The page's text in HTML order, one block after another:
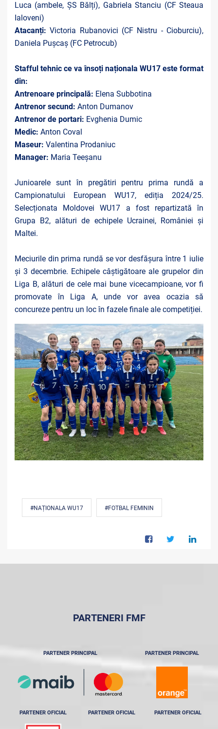
Luca (ambele, ȘS Bălți), Gabriela Stanciu (CF Steaua
Ialoveni)
Atacanți:Victoria Rubanovici (CF Nistru - Cioburciu),
Daniela Pușcaș (FC Petrocub)
Stafful tehnic ce va însoți naționala WU17 este format
din:
Antrenoare principală: Elena Subbotina
Antrenor secund: Anton Dumanov
Antrenor de portari: Evghenia Dumic
Medic: Anton Coval
Maseur: Valentina Prodaniuc
Manager: Maria Teeșanu
Junioarele sunt în pregătiri pentru prima rundă a
Campionatului European WU17, ediția 2024/25.
Selecționata Moldovei WU17 a fost repartizată în
Grupa B2, alături de echipele Ucrainei, României și
Maltei.
Meciurile din prima rundă se vor desfășura între 1 iulie
și 3 decembrie. Echipele câștigătoare ale grupelor din
Liga B, alături de cele mai bune vicecampioane, vor fi
promovate în Liga A, unde vor avea ocazia să
concureze pentru un loc în fazele finale ale competiției.
#NAȚIONALA WU17 #FOTBAL FEMININ
PARTENERI FMF
PARTENER PRINCIPAL PARTENER PRINCIPAL
PARTENER OFICIAL PARTENER OFICIAL PARTENER OFICIAL